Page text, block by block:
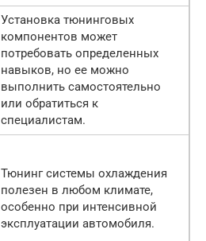
Установка тюнинговых
компонентов может
потребовать определенных
навыков, но ее можно
выполнить самостоятельно
или обратиться к
специалистам.
Тюнинг системы охлаждения
полезен в любом климате,
особенно при интенсивной
эксплуатации автомобиля.